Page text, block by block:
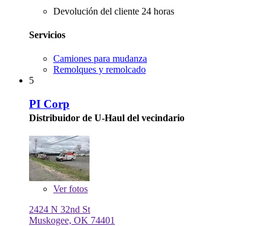
Devolución del cliente 24 horas
Servicios
Camiones para mudanza
Remolques y remolcado
5
PI Corp
Distribuidor de U-Haul del vecindario
Verfotos
2424 N 32nd St
Muskogee, OK 74401